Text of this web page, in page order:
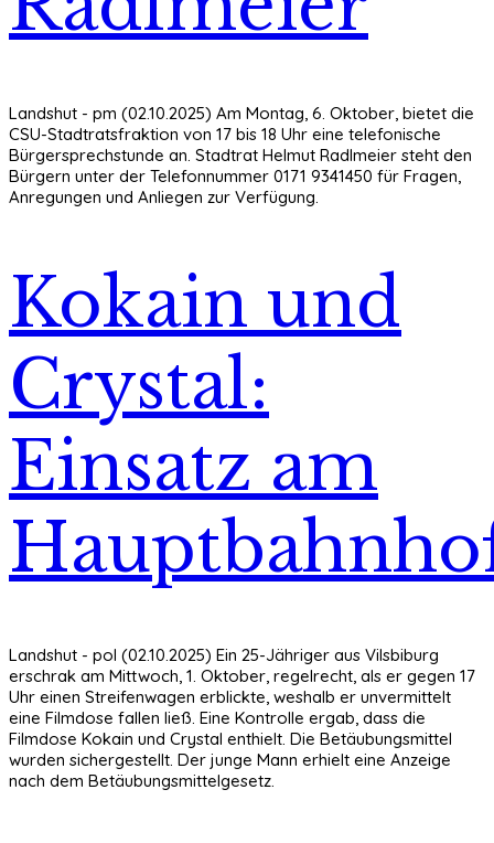
Landshut - pm (02.10.2025) Am Montag, 6. Oktober, bietet die
CSU-Stadtratsfraktion von 17 bis 18 Uhr eine telefonische
Bürgersprechstunde an. Stadtrat Helmut Radlmeier steht den
Bürgern unter der Telefonnummer 0171 9341450 für Fragen,
Anregungen und Anliegen zur Verfügung.
Kokain und
Crystal:
Einsatz am
Landshut - pol (02.10.2025) Ein 25-Jähriger aus Vilsbiburg
erschrak am Mittwoch, 1. Oktober, regelrecht, als er gegen 17
Uhr einen Streifenwagen erblickte, weshalb er unvermittelt
eine Filmdose fallen ließ. Eine Kontrolle ergab, dass die
Filmdose Kokain und Crystal enthielt. Die Betäubungsmittel
wurden sichergestellt. Der junge Mann erhielt eine Anzeige
nach dem Betäubungsmittelgesetz.